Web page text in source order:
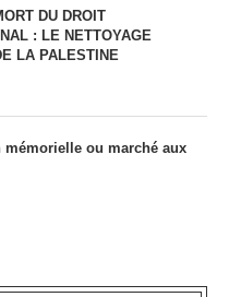
DU DROIT
: LE NETTOYAGE
LA PALESTINE
ou marché aux